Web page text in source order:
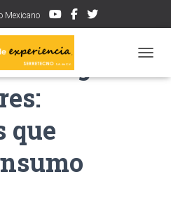
Mexicano
ecológicas
que